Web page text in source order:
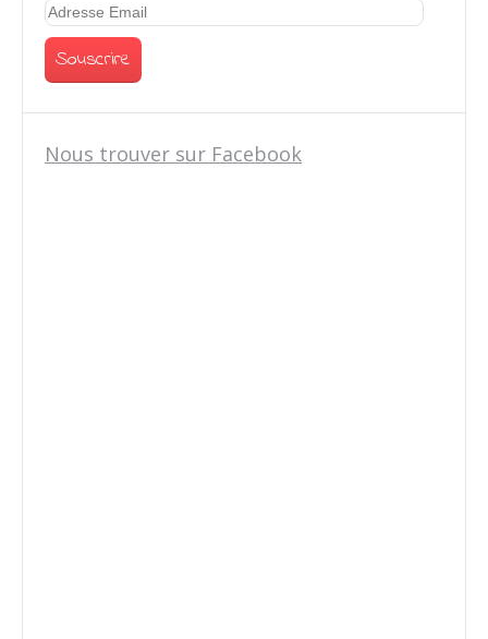
Nous trouver sur Facebook